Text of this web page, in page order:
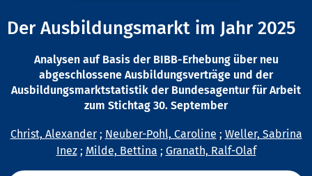
Der Ausbildungsmarkt im Jahr 2025
Analysen auf Basis der BIBB-Erhebung über neu
abgeschlossene Ausbildungsverträge und der
Ausbildungsmarktstatistik der Bundesagentur für Arbeit
zum Stichtag 30. September
Christ, Alexander; Neuber-Pohl, Caroline ; Weller, Sabrina
Inez; Milde, Bettina ; Granath, Ralf-Olaf